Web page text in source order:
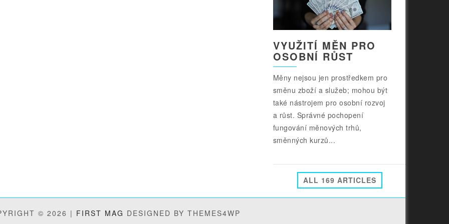
VYUŽITÍ MĚN PRO
OSOBNÍ RŮST
Měny nejsou jen prostředkem pro
směnu zboží a služeb; mohou být
také nástrojem pro osobní rozvoj
a růst. Správné pochopení
fungování měnových trhů,
směnných kurzů...
ALL 169 ARTICLES
© 2026 | FIRST MAG DESIGNED BY THEMES4WP